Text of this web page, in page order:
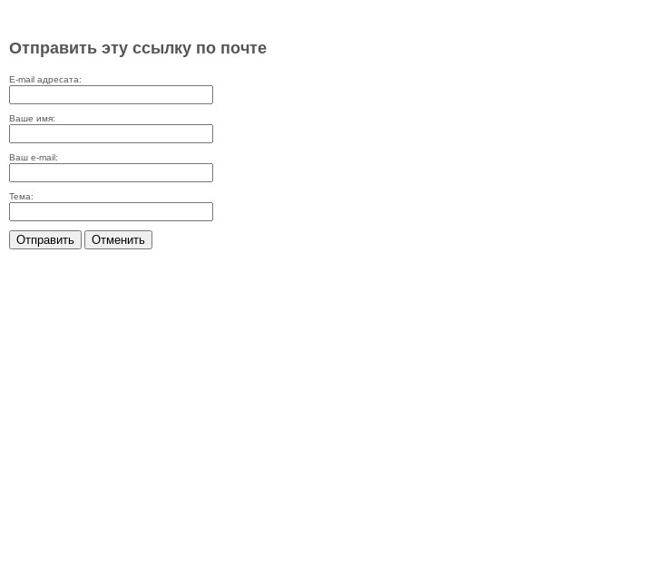
Отправить эту ссылку по почте
E-mail адресата:
Ваше имя:
Ваш e-mail:
Тема:
Отправить Отменить